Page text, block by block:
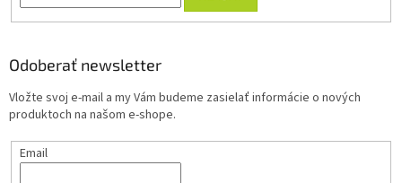
Odoberať newsletter
Vložte svoj e-mail a my Vám budeme zasielať informácie o nových
produktoch na našom e-shope.
Email